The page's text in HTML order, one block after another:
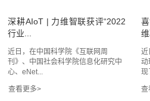
深耕AIoT | 力维智联获评“2022
行业...
近日，在中国科学院《互联网周
刊》、中国社会科学院信息化研究中
心、eNet...
近
动
现